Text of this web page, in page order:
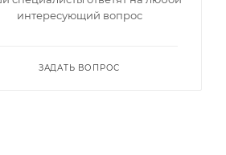
интересующий вопрос
ЗАДАТЬ ВОПРОС